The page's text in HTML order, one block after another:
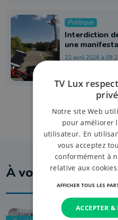
Politique
Interdiction
une
22 avril 2026 à
À voir aussi
TV Lux
Notre site Web
pour améliorer
utilisateur. En
vous acceptez
conformément à
relative aux cookies.
AFFICHER TOUS LES
ACCEPTER &